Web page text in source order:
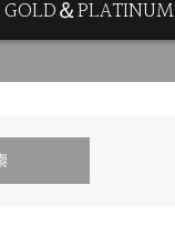
GOLD＆PLATINUM